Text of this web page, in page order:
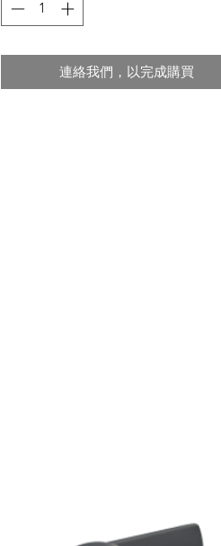
連絡我們，以完成購買